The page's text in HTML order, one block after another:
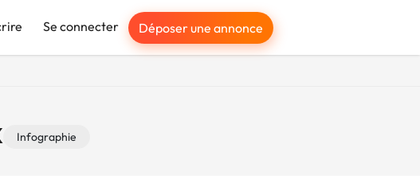
Se connecter Déposer une annonce
Infographie